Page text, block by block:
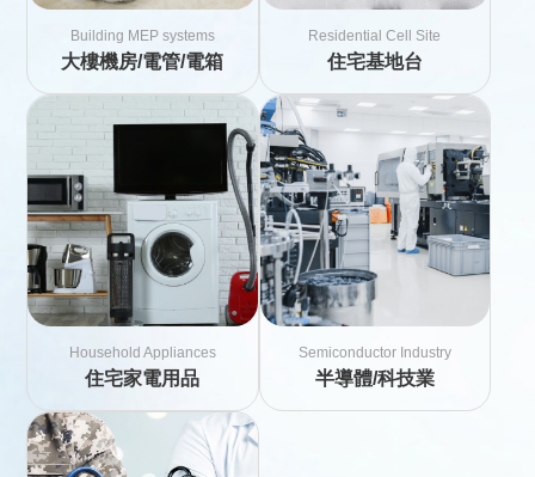
Building MEP systems
大樓機房/電管/電箱
Residential Cell Site
住宅基地台
Household Appliances
住宅家電用品
Semiconductor Industry
半導體/科技業